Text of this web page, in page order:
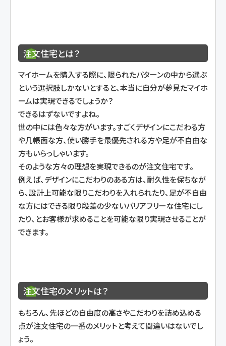
注文住宅とは？
マイホームを購入する際に、限られたパターンの中から選ぶ
という選択肢しかないとすると、本当に自分が夢見たマイホ
ームは実現できるでしょうか？
できるはずないですよね。
世の中には色々な方がいます。すごくデザインにこだわる方
や几帳面な方、使い勝手を最優先される方や足が不自由な
方もいらっしゃいます。
そのような方々の理想を実現できるのが注文住宅です。
例えば、デザインにこだわりのある方は、耐久性を保ちなが
ら、設計上可能な限りこだわりを入れられたり、足が不自由
な方にはできる限り段差の少ないバリアフリーな住宅にし
たり、とお客様が求めることを可能な限り実現させることが
できます。
注文住宅のメリットは？
もちろん、先ほどの自由度の高さやこだわりを詰め込める
点が注文住宅の一番のメリットと考えて間違いはないでし
ょう。